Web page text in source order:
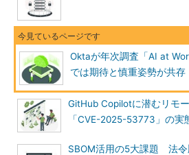
Oktaが年次調査「AI at
では期待と慎重姿勢が共存
GitHub Copilotに潜むリモ
「CVE-2025-53773」の実
SBOM活用の5大課題 法令